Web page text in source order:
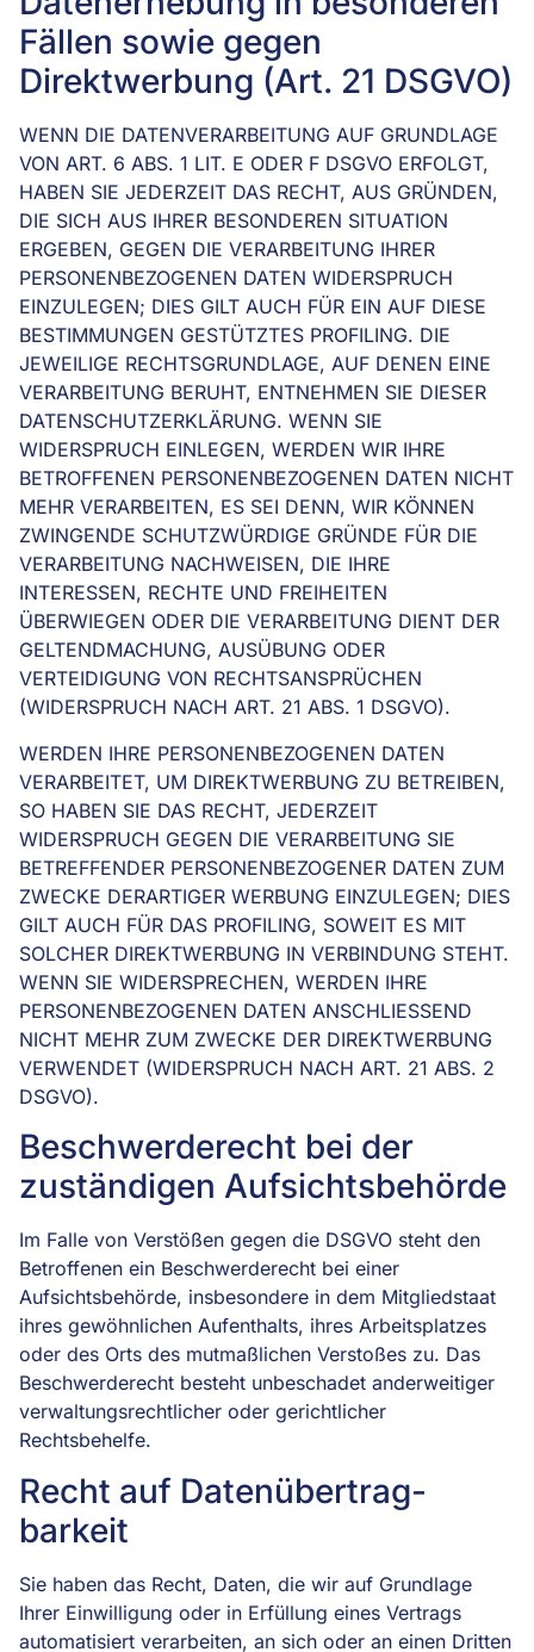
Fällen sowie gegen
Direktwerbung (Art. 21 DSGVO)
WENN DIE DATENVERARBEITUNG AUF GRUNDLAGE
VON ART. 6 ABS. 1 LIT. E ODER F DSGVO ERFOLGT,
HABEN SIE JEDERZEIT DAS RECHT, AUS GRÜNDEN,
DIE SICH AUS IHRER BESONDEREN SITUATION
ERGEBEN, GEGEN DIE VERARBEITUNG IHRER
PERSONENBEZOGENEN DATEN WIDERSPRUCH
EINZULEGEN; DIES GILT AUCH FÜR EIN AUF DIESE
BESTIMMUNGEN GESTÜTZTES PROFILING. DIE
JEWEILIGE RECHTSGRUNDLAGE, AUF DENEN EINE
VERARBEITUNG BERUHT, ENTNEHMEN SIE DIESER
DATENSCHUTZERKLÄRUNG. WENN SIE
WIDERSPRUCH EINLEGEN, WERDEN WIR IHRE
BETROFFENEN PERSONENBEZOGENEN DATEN NICHT
MEHR VERARBEITEN, ES SEI DENN, WIR KÖNNEN
ZWINGENDE SCHUTZWÜRDIGE GRÜNDE FÜR DIE
VERARBEITUNG NACHWEISEN, DIE IHRE
INTERESSEN, RECHTE UND FREIHEITEN
ÜBERWIEGEN ODER DIE VERARBEITUNG DIENT DER
GELTENDMACHUNG, AUSÜBUNG ODER
VERTEIDIGUNG VON RECHTSANSPRÜCHEN
(WIDERSPRUCH NACH ART. 21 ABS. 1 DSGVO).
WERDEN IHRE PERSONENBEZOGENEN DATEN
VERARBEITET, UM DIREKTWERBUNG ZU BETREIBEN,
SO HABEN SIE DAS RECHT, JEDERZEIT
WIDERSPRUCH GEGEN DIE VERARBEITUNG SIE
BETREFFENDER PERSONENBEZOGENER DATEN ZUM
ZWECKE DERARTIGER WERBUNG EINZULEGEN; DIES
GILT AUCH FÜR DAS PROFILING, SOWEIT ES MIT
SOLCHER DIREKTWERBUNG IN VERBINDUNG STEHT.
WENN SIE WIDERSPRECHEN, WERDEN IHRE
PERSONENBEZOGENEN DATEN ANSCHLIESSEND
NICHT MEHR ZUM ZWECKE DER DIREKTWERBUNG
VERWENDET (WIDERSPRUCH NACH ART. 21 ABS. 2
DSGVO).
Beschwerde­recht bei der
zuständigen Aufsichts­behörde
Im Falle von Verstößen gegen die DSGVO steht den
Betroffenen ein Beschwerderecht bei einer
Aufsichtsbehörde, insbesondere in dem Mitgliedstaat
ihres gewöhnlichen Aufenthalts, ihres Arbeitsplatzes
oder des Orts des mutmaßlichen Verstoßes zu. Das
Beschwerderecht besteht unbeschadet anderweitiger
verwaltungsrechtlicher oder gerichtlicher
Rechtsbehelfe.
Recht auf Daten­übertrag­
barkeit
Sie haben das Recht, Daten, die wir auf Grundlage
Ihrer Einwilligung oder in Erfüllung eines Vertrags
automatisiert verarbeiten, an sich oder an einen Dritten